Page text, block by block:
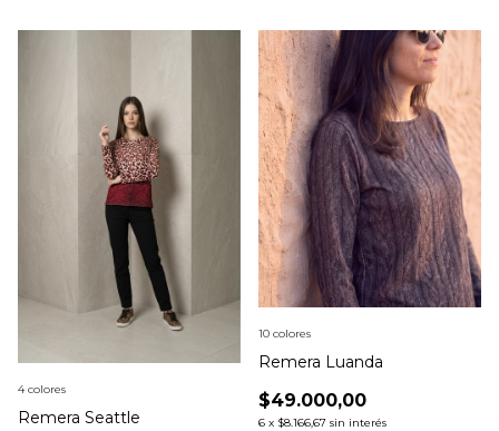
Remera Seattle
4 colores
Remera Luanda
$49.000,00
6 x $8.166,67 sin interés
10 colores